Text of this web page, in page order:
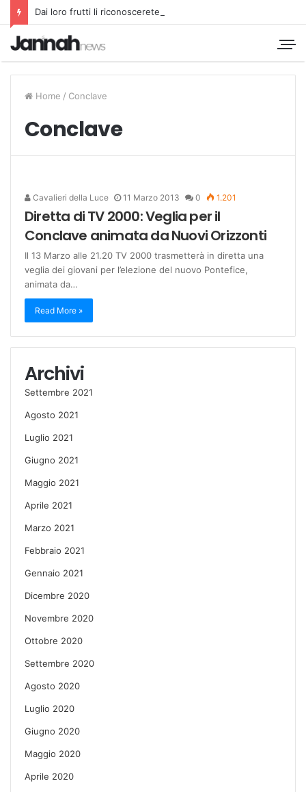
Dai loro frutti li riconoscerete
Home / Conclave
Conclave
Cavalieri della Luce 11 Marzo 2013 0 1.201
Diretta di TV 2000: Veglia per il
Conclave animata da Nuovi Orizzonti
Il 13 Marzo alle 21.20 TV 2000 trasmetterà in diretta una
veglia dei giovani per l’elezione del nuovo Pontefice,
animata da…
Read More »
Archivi
Settembre 2021
Agosto 2021
Luglio 2021
Giugno 2021
Maggio 2021
Aprile 2021
Marzo 2021
Febbraio 2021
Gennaio 2021
Dicembre 2020
Novembre 2020
Ottobre 2020
Settembre 2020
Agosto 2020
Luglio 2020
Giugno 2020
Maggio 2020
Aprile 2020